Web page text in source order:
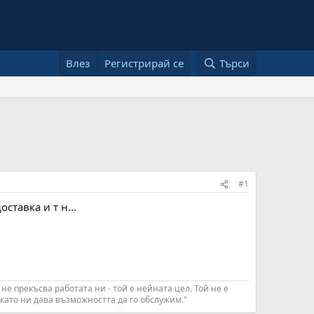
Влез Регистрирай се Търси
#1
и т н...
прекъсва работата ни - той е нейната цел. Той не е
ни дава възможността да го обслужим."